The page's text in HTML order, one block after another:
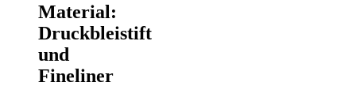
Material:
Druckbleistift
und
Fineliner